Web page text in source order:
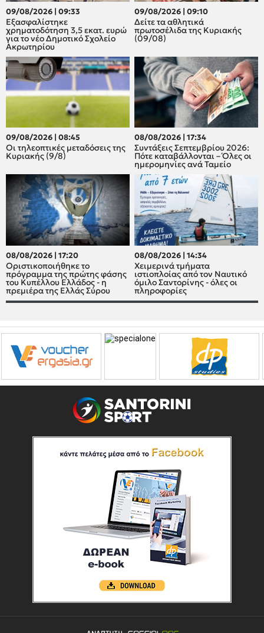
09/08/2026 | 09:33
Εξασφαλίστηκε
χρηματοδότηση 3,5 εκατ. ευρώ
για το νέο Δημοτικό Σχολείο
Ακρωτηρίου
09/08/2026 | 09:10
Δείτε τα αθλητικά
πρωτοσέλιδα της Κυριακής
(09/08)
09/08/2026 | 08:45
Οι τηλεοπτικές μεταδόσεις της
Κυριακής (9/8)
08/08/2026 | 17:34
Συντάξεις Σεπτεμβρίου 2026:
Πότε καταβάλλονται – Όλες οι
ημερομηνίες ανά Ταμείο
08/08/2026 | 17:20
Οριστικοποιήθηκε το
πρόγραμμα της πρώτης φάσης
του Κυπέλλου Ελλάδος - η
πρεμιέρα της Ελλάς Σύρου
08/08/2026 | 14:34
Χειμερινά τμήματα
ιστιοπλοίας από τον Ναυτικό
όμιλο Σαντορίνης - όλες οι
πληροφορίες